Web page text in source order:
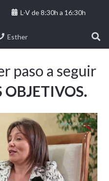
L-V de 8:30h a 16:30h
Esther
paso a seguir
OBJETIVOS.